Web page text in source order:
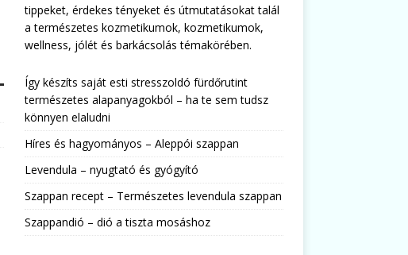
tippeket, érdekes tényeket és útmutatásokat talál
a természetes kozmetikumok, kozmetikumok,
wellness, jólét és barkácsolás témakörében.
Így készíts saját esti stresszoldó fürdőrutint
természetes alapanyagokból – ha te sem tudsz
könnyen elaludni
Híres és hagyományos – Aleppói szappan
Levendula – nyugtató és gyógyító
Szappan recept – Természetes levendula szappan
Szappandió – dió a tiszta mosáshoz